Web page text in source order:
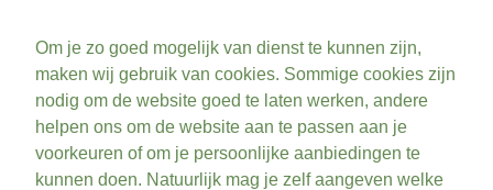
Om je zo goed mogelijk van dienst te kunnen zijn,
maken wij gebruik van cookies. Sommige cookies zijn
nodig om de website goed te laten werken, andere
helpen ons om de website aan te passen aan je
voorkeuren of om je persoonlijke aanbiedingen te
kunnen doen. Natuurlijk mag je zelf aangeven welke